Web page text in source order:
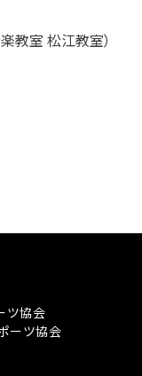
教室 松江教室）
ツ協会
ーツ協会